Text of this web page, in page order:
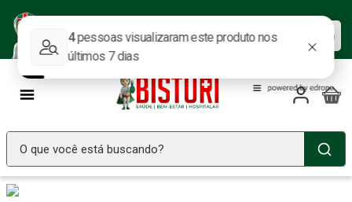
ofertas.
Baixar agora
O que você está buscando?